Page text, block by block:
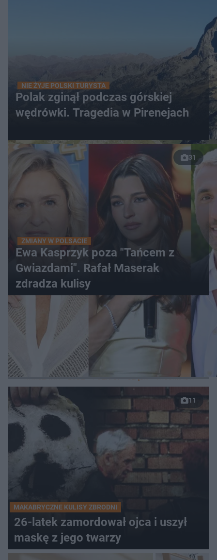
NIE ŻYJE POLSKI TURYSTA
Polak zginął podczas górskiej
wędrówki. Tragedia w Pirenejach
31
ZMIANY W POLSACIE
Ewa Kasprzyk poza "Tańcem z
Gwiazdami". Rafał Maserak
zdradza kulisy
WIĘCEJ
LOKALNE
WARSZAWA ŁÓDŹ TRÓJMIASTO
11
MAKABRYCZNE KULISY ZBRODNI
26-latek zamordował ojca i uszył
maskę z jego twarzy